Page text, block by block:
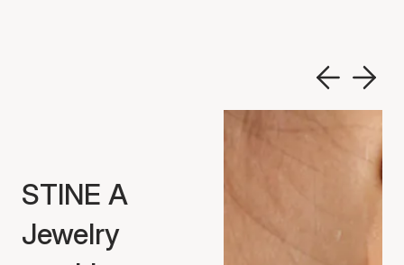
STINE A
Jewelry